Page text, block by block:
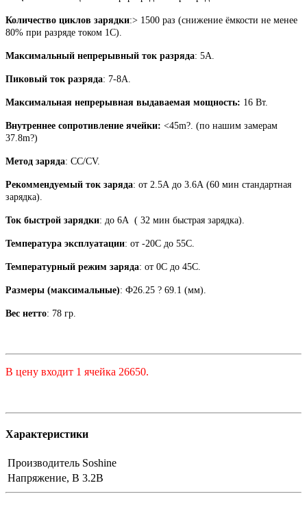
Количество циклов зарядки:> 1500 раз (снижение ёмкости не менее
80% при разряде током 1С).
Максимальный непрерывный ток разряда: 5А.
Пиковый ток разряда: 7-8А.
Максимальная непрерывная выдаваемая мощность: 16 Вт.
Внутреннее сопротивление ячейки: <45m?. (по нашим замерам
37.8m?)
Метод заряда: CC/CV.
Рекоммендуемый ток заряда: от 2.5А до 3.6А (60 мин стандартная
зарядка).
Ток быстрой зарядки: до 6А ( 32 мин быстрая зарядка).
Температура эксплуатации: от -20С до 55С.
Температурный режим заряда: от 0С до 45С.
Размеры (максимальные): Ф26.25 ? 69.1 (мм).
Вес нетто: 78 гр.
В цену входит 1 ячейка 26650.
Характеристики
Производитель Soshine
Напряжение, В 3.2В